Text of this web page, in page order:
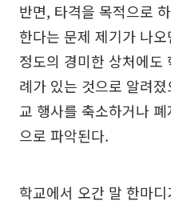
반면, 타격을 목적으로
한다는 문제 제기가 나
정도의 경미한 상처에도
례가 있는 것으로 알려
교 행사를 축소하거나
으로 파악된다.
학교에서 오간 말 한마